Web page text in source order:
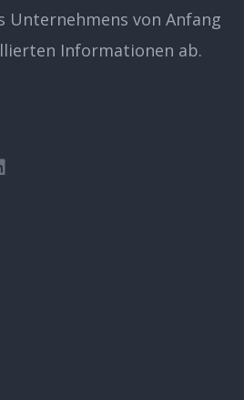
Unternehmens von Anfang
Informationen ab.